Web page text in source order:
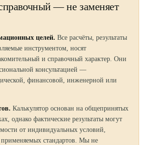
— не заменяет
целей. Все расчёты, результаты
инструментом, носят
и справочный характер. Они
консультацией —
финансовой, инженерной или
Калькулятор основан на общепринятых
однако фактические результаты могут
от индивидуальных условий,
стандартов. Мы не